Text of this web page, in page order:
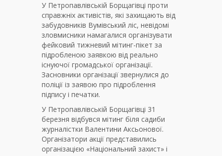
У Петропавлівській Борщагівці проти
справжніх активістів, які захищають від
забудовників Вумівський ліс, невідомі
зловмисники намагалися організувати
фейковий тижневий мітинг-пікет за
підробленою заявкою від реально
існуючої громадської організації.
Засновники організації звернулися до
поліції із заявою про підроблення
підпису і печатки.
У Петропавлівській Борщагівці 31
березня відбувся мітинг біля садиби
журналістки Валентини Аксьонової.
Організатори акції представились
організацією «Національний захист» і